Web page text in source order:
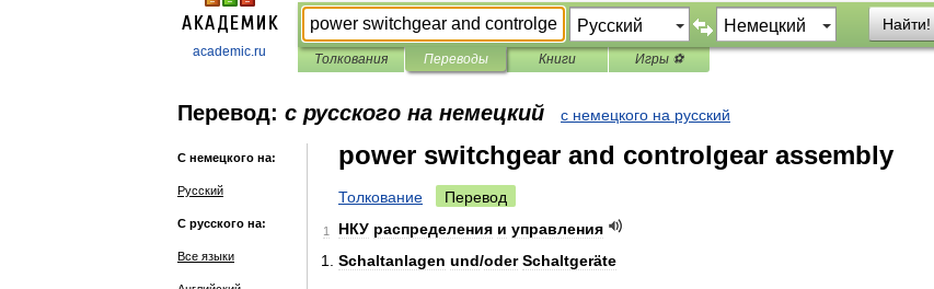
academic.ru
Найти!
Толкования Переводы Книги Игры ⚽
Перевод: с русского на немецкий с немецкого на русский
С немецкого на:
Русский
С русского на:
Все языки
power switchgear and controlgear assembly
Толкование Перевод
1 НКУ распределения и управления
Schaltanlagen und/oder Schaltgeräte